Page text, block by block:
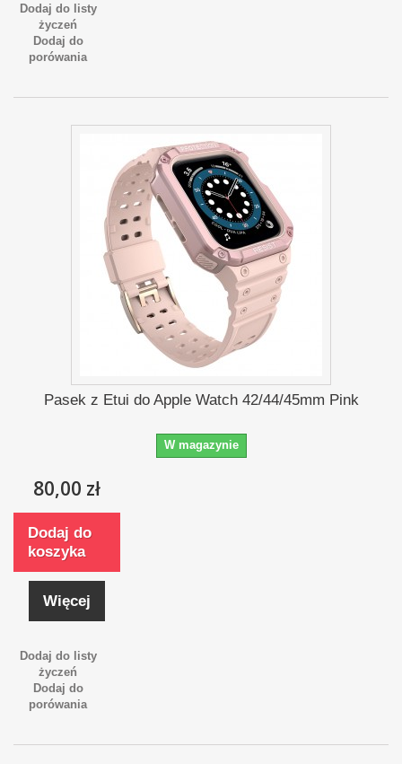
Dodaj do listy
życzeń
Dodaj do
porówania
Pasek z Etui do Apple Watch 42/44/45mm Pink
W magazynie
80,00 zł
Dodaj do
koszyka
Więcej
Dodaj do listy
życzeń
Dodaj do
porówania